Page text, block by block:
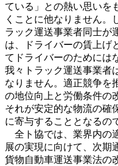
ている」との熱い思いを
くことに他なりません。
ラック運送事業者同士が
は、ドライバーの賃上げ
てドライバーのためには
我々トラック運送事業者
なりません。適正競争を
の地位向上と労働条件の
それが安定的な物流の確
に寄与することとなるの
全ト協では、業界内の
展の実現に向けて、次期
貨物自動車運送事業法の